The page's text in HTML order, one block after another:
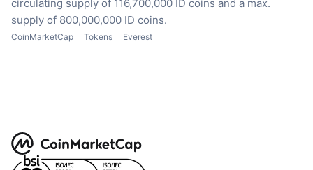
circulating supply of 116,700,000 ID coins and a max.
supply of 800,000,000 ID coins.
CoinMarketCap Tokens Everest